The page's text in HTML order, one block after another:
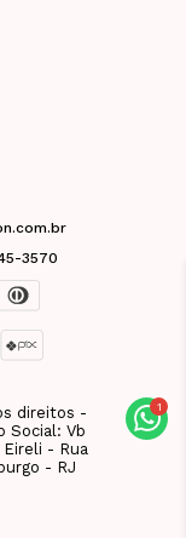
3570
direitos -
Social: Vb
- Rua
- RJ